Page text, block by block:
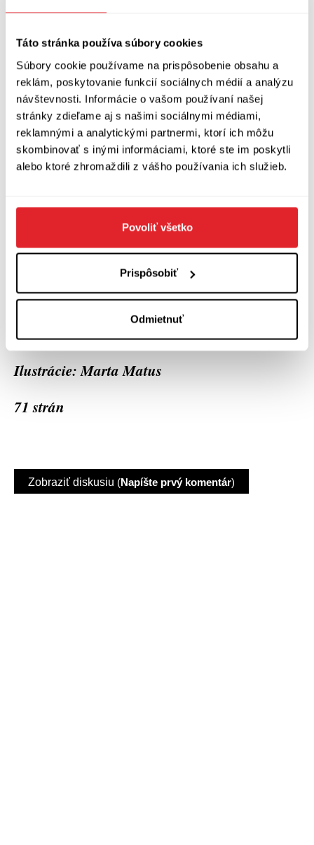
Táto stránka používa súbory cookies
Súbory cookie používame na prispôsobenie obsahu a
reklám, poskytovanie funkcií sociálnych médií a analýzu
návštevnosti. Informácie o vašom používaní našej
stránky zdieľame aj s našimi sociálnymi médiami,
reklamnými a analytickými partnermi, ktorí ich môžu
skombinovať s inými informáciami, ktoré ste im poskytli
alebo ktoré zhromaždili z vášho používania ich služieb.
Povoliť všetko
Prispôsobiť
Odmietnuť
Peter Gärtner: Krpci z tretieho vchodu
Vydal Peter Gärtner, 2021
Ilustrácie: Marta Matus
71 strán
Zobraziť diskusiu (Napíšte prvý komentár)